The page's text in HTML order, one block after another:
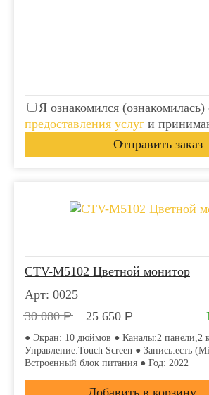
Я ознакомился (ознакомилась)
предоставления услуг и
CTV-M5102 Цветной монитор
Арт: 0025
30 080Р 25 650 Р
● Экран: 10 дюймов ● Каналы:2 панели,2
Управление:Touch Screen ● Запись:есть
Встроенный блок питания ● Год: 2022